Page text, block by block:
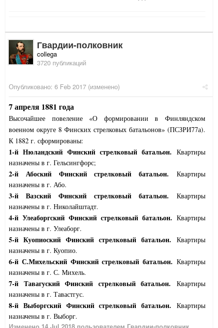
Гвардии-полковник
collega
3720 публикаций
Опубликовано: 6 Feb 2017 (изменено)
7 апреля 1881 года
Высочайшее повеление «О формировании в Финляндском
военном округе 8 Финских стрелковых батальонов» (ПСЗРИ77а).
К 1882 г. сформированы:
1-й Нюландский Финский стрелковый батальон. Квартиры
назначены в г. Гельсингфорс;
2-й Абоский Финский стрелковый батальон. Квартиры
назначены в г. Або.
3-й Вазский Финский стрелковый батальон. Квартиры
назначены в г. Николайштадт.
4-й Улеаборгский Финский стрелковый батальон. Квартиры
назначены в г. Улеаборг.
5-й Куопиоский Финский стрелковый батальон. Квартиры
назначены в г. Куопио.
6-й С.Михельский Финский стрелковый батальон. Квартиры
назначены в г. С. Михель.
7-й Тавагуский Финский стрелковый батальон. Квартиры
назначены в г. Тавастгус.
8-й Выборгский Финский стрелковый батальон. Квартиры
назначены в г. Выборг.